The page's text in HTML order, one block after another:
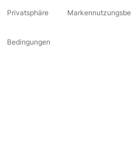
Privatsphäre
Bedingungen